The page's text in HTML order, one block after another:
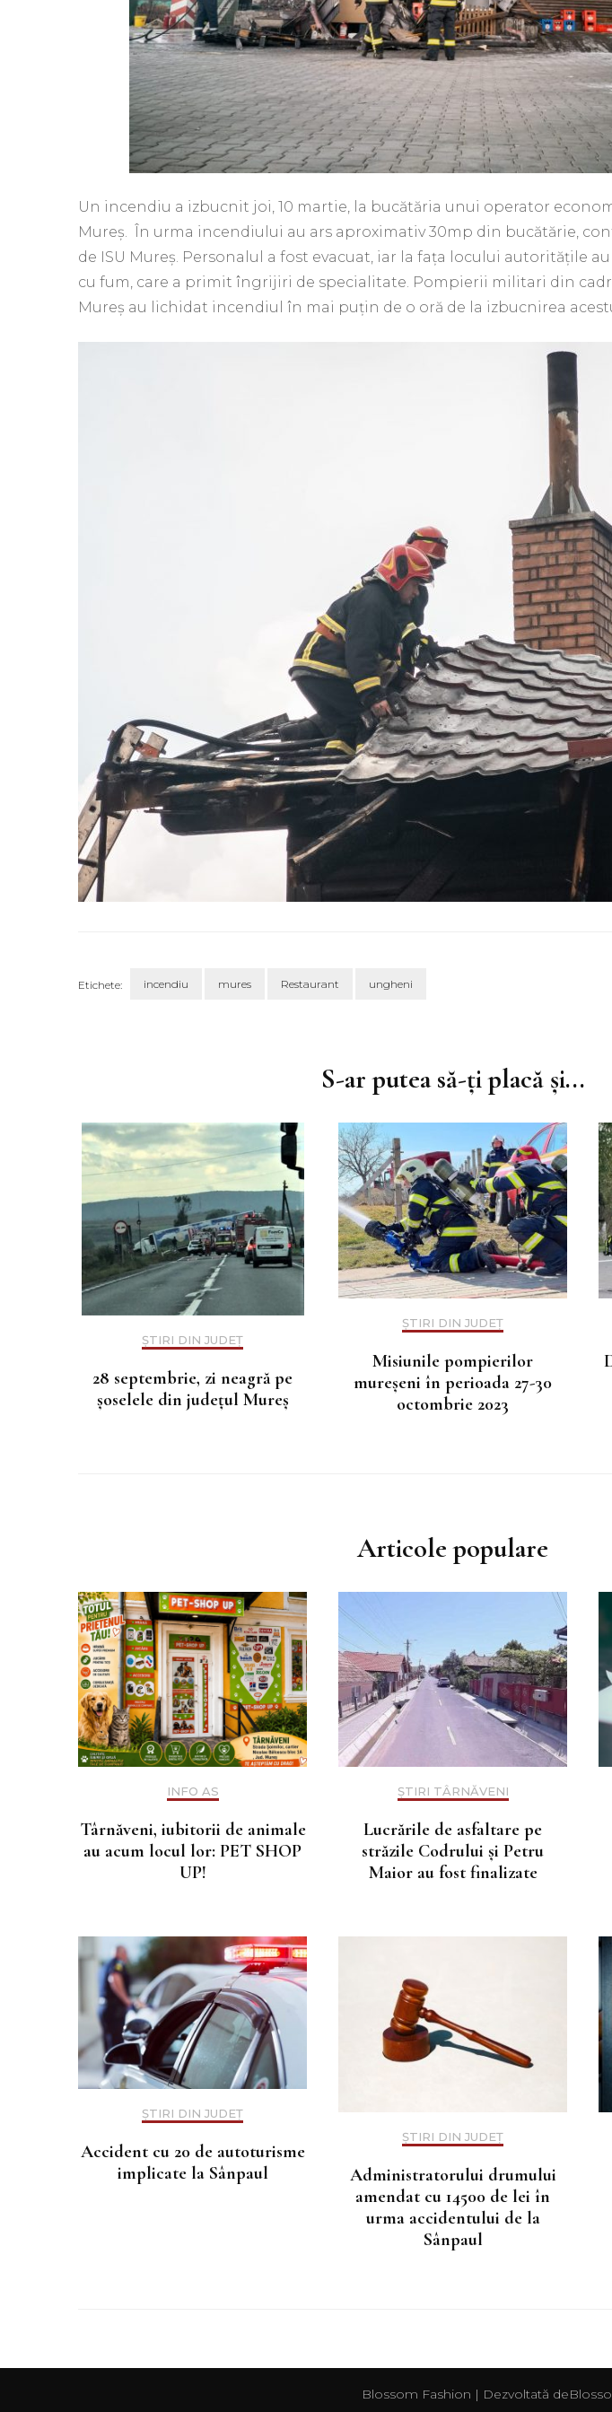
Un incendiu a izbucnit joi, 10 martie, la bucătăria unui operator
Mureș. În urma incendiului au ars aproximativ 30mp din bucătărie,
de ISU Mureș. Personalul a fost evacuat, iar la fața locului autoritățile
cu fum, care a primit îngrijiri de specialitate. Pompierii militari din
Mureș au lichidat incendiul în mai puțin de o oră de la izbucnirea
Etichete: incendiu mures Restaurant ungheni
S-ar putea să-ți placă și...
ȘTIRI DIN JUDEȚ
28 septembrie, zi neagră pe
șoselele din județul Mureș
ȘTIRI DIN JUDEȚ
Misiunile pompierilor
mureșeni în perioada 27-30
octombrie 2023
Articole populare
INFO AS
Târnăveni, iubitorii de animale
au acum locul lor: PET SHOP
UP!
ȘTIRI TÂRNĂVENI
Lucrările de asfaltare pe
străzile Codrului și Petru
Maior au fost finalizate
ȘTIRI DIN JUDEȚ
Accident cu 20 de autoturisme
implicate la Sânpaul
ȘTIRI DIN JUDEȚ
Administratorului drumului
amendat cu 14500 de lei în
urma accidentului de la
Sânpaul
Blossom Fashion | Dezvoltată de